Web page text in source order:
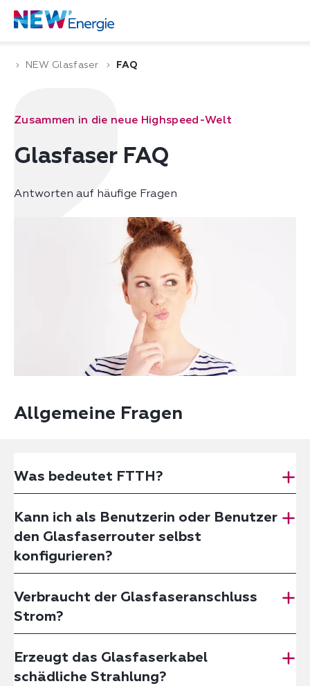
NEW Glasfaser FAQ
Zusammen in die neue Highspeed-Welt
Glasfaser FAQ
Antworten auf häufige Fragen
Allgemeine Fragen
Was bedeutet FTTH?
Kann ich als Benutzerin oder Benutzer
den Glasfaserrouter selbst
konfigurieren?
Verbraucht der Glasfaseranschluss
Strom?
Erzeugt das Glasfaserkabel
schädliche Strahlung?